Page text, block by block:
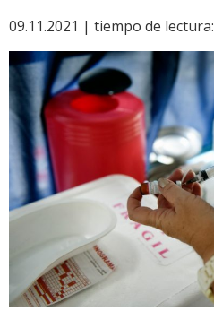
09.11.2021 | tiempo de lectura: